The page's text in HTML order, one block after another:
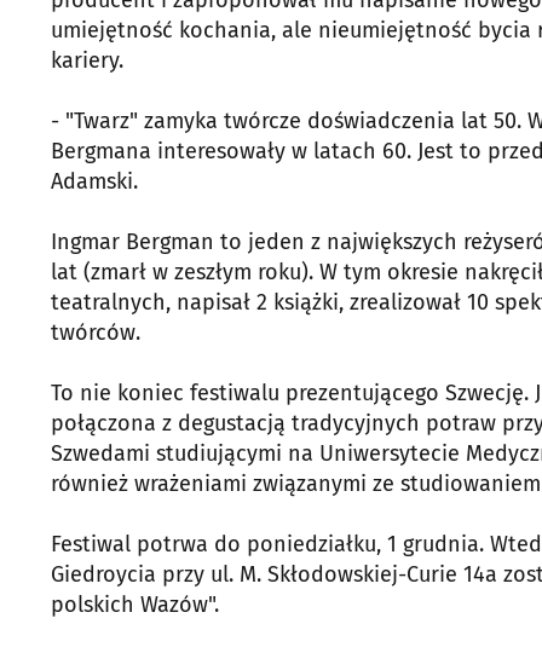
umiejętność kochania, ale nieumiejętność bycia
kariery.
- "Twarz" zamyka twórcze doświadczenia lat 50.
Bergmana interesowały w latach 60. Jest to
Adamski.
Ingmar Bergman to jeden z największych
lat (zmarł w zeszłym roku). W tym okresie
teatralnych, napisał 2 książki, zrealizował 10
twórców.
To nie koniec festiwalu prezentującego Szwecję.
połączona z degustacją tradycyjnych potraw
Szwedami studiującymi na Uniwersytecie
również wrażeniami związanymi ze
Festiwal potrwa do poniedziałku, 1 grudnia.
Giedroycia przy ul. M. Skłodowskiej-Curie 14a
polskich Wazów".